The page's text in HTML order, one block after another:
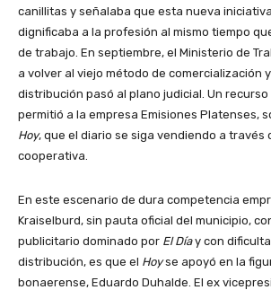
canillitas y señalaba que esta nueva
dignificaba a la profesión al mismo tiempo
de trabajo. En septiembre, el Ministerio de
a volver al viejo método de comercialización
distribución pasó al plano judicial. Un recurso
permitió a la empresa Emisiones Platenses,
Hoy, que el diario se siga vendiendo a través
cooperativa.
En este escenario de dura competencia
Kraiselburd, sin pauta oficial del municipio,
publicitario dominado por El Díay con
distribución, es que el Hoyse apoyó en la
bonaerense, Eduardo Duhalde. El ex